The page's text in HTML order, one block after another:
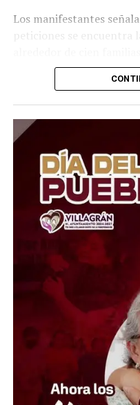
Los manifestantes
peticiones se encuentra
vivienda digna, así
agua potable en la
solicitaron avanzar en la
caminos en
El Tejabán, El Coyote y
que estas obras son
calidad de vida de
Durante la
que su objetivo es abrir
gobierno municipal y
demandas. No
sin ser atendidos,
acciones de protesta
parte de la
Smith. La
personas acudían al
Cueva, uno de los
Guanajuato capital.